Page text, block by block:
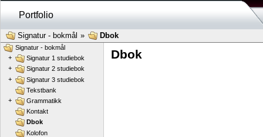
Portfolio
Signatur - bokmål » Dbok
Dbok
Signatur - bokmål
+
Signatur 1 studiebok
+
Signatur 2 studiebok
+
Signatur 3 studiebok
Tekstbank
+
Grammatikk
Kontakt
Dbok
Kolofon